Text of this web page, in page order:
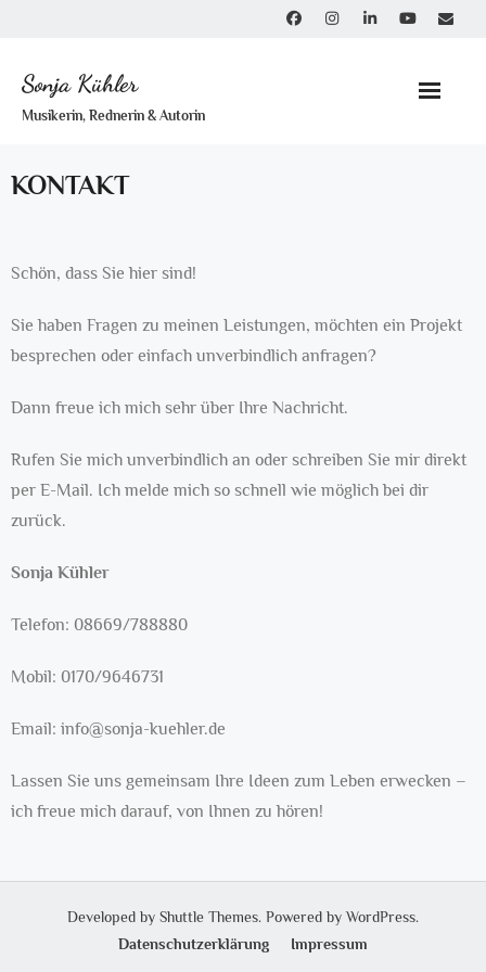
contentSonja Kühler
Musikerin, Rednerin & Autorin
KONTAKT
Schön, dass Sie hier sind!
Sie haben Fragen zu meinen Leistungen, möchten ein Projekt
besprechen oder einfach unverbindlich anfragen?
Dann freue ich mich sehr über Ihre Nachricht.
Rufen Sie mich unverbindlich an oder schreiben Sie mir direkt
per E-Mail. Ich melde mich so schnell wie möglich bei dir
zurück.
Sonja Kühler
Telefon: 08669/788880
Mobil: 0170/9646731
Email: info@sonja-kuehler.de
Lassen Sie uns gemeinsam Ihre Ideen zum Leben erwecken –
ich freue mich darauf, von Ihnen zu hören!
Developed by Shuttle Themes. Powered byWordPress.
Datenschutzerklärung
Impressum